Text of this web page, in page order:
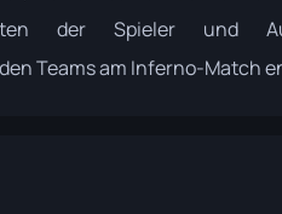
der Spieler und
Teams am Inferno-Match